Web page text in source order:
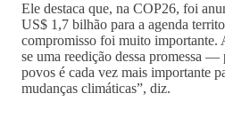
Ele destaca que, na COP26, foi
US$ 1,7 bilhão para a agenda
compromisso foi muito importante.
se uma reedição dessa promessa —
povos é cada vez mais importante
mudanças climáticas”, diz.